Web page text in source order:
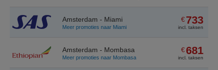
Amsterdam - Miami
Meer promoties naar Miami
€733
incl. taksen
Amsterdam - Mombasa
Meer promoties naar Mombasa
€681
incl. taksen